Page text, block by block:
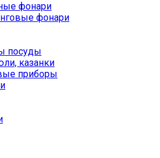
фонари
фонари
посуды
казанки
приборы